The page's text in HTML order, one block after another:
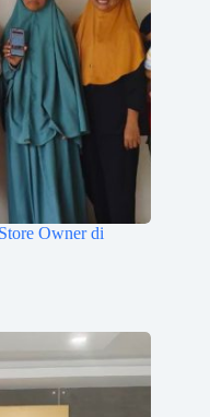
Owner di